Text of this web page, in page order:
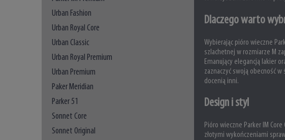
Urban Fashion
Urban Royal Core
Urban Classic
Urban Royal Premium
Urban Premium
Paker Meridian
Parker 51
Sonnet Core
Sonnet Original
Dlaczego warto
Wybierając pióro wieczne
szlachetnej w rozmiarze M
Emanujący elegancją lakier
zaznaczyć swoją obecność
docenią inni.
Design i styl
Pióro wieczne Parker IM
złotymi wykończeniami